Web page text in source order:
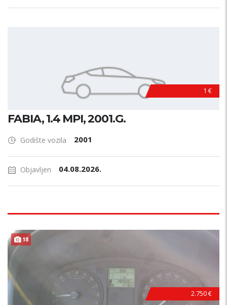
1 €
FABIA, 1.4 MPI, 2001.G.
Godište vozila 2001
Objavljen 04.08.2026.
18
2.750 €